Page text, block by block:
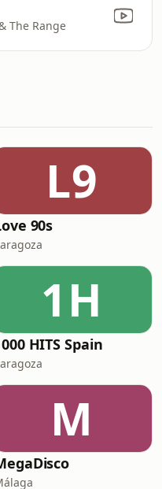
The Range
L9
90s
1H
HITS Spain
M